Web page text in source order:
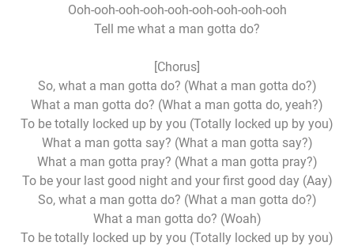
Ooh-ooh-ooh-ooh-ooh-ooh-ooh-ooh-ooh
Tell me what a man gotta do?
[Chorus]
So, what a man gotta do? (What a man gotta do?)
What a man gotta do? (What a man gotta do, yeah?)
To be totally locked up by you (Totally locked up by you)
What a man gotta say? (What a man gotta say?)
What a man gotta pray? (What a man gotta pray?)
To be your last good night and your first good day (Aay)
So, what a man gotta do? (What a man gotta do?)
What a man gotta do? (Woah)
To be totally locked up by you (Totally locked up by you)